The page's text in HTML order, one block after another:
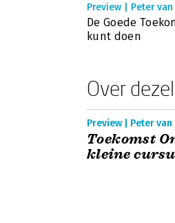
Preview | Peter
De Goede
kunt doen
Over
Preview | Peter van
Toekomst
kleine